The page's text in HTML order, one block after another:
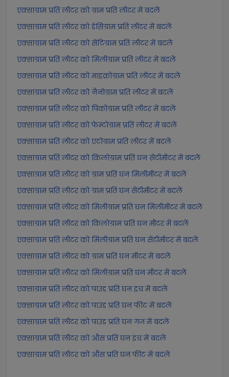
एक्साग्राम प्रति लीटर को ग्राम प्रति लीटर में बदलें
एक्साग्राम प्रति लीटर को डेसिग्राम प्रति लीटर में बदलें
एक्साग्राम प्रति लीटर को सेंटिग्राम प्रति लीटर में बदलें
एक्साग्राम प्रति लीटर को मिलीग्राम प्रति लीटर में बदलें
एक्साग्राम प्रति लीटर को माइक्रोग्राम प्रति लीटर में बदलें
एक्साग्राम प्रति लीटर को नैनोग्राम प्रति लीटर में बदलें
एक्साग्राम प्रति लीटर को पिकोग्राम प्रति लीटर में बदलें
एक्साग्राम प्रति लीटर को फेम्टोग्राम प्रति लीटर में बदलें
एक्साग्राम प्रति लीटर को एटोग्राम प्रति लीटर में बदलें
एक्साग्राम प्रति लीटर को किलोग्राम प्रति घन सेंटीमीटर में बदलें
एक्साग्राम प्रति लीटर को ग्राम प्रति घन मिलीमीटर में बदलें
एक्साग्राम प्रति लीटर को ग्राम प्रति घन सेंटीमीटर में बदलें
एक्साग्राम प्रति लीटर को मिलीग्राम प्रति घन मिलीमीटर में बदलें
एक्साग्राम प्रति लीटर को किलोग्राम प्रति घन मीटर में बदलें
एक्साग्राम प्रति लीटर को मिलीग्राम प्रति घन सेंटीमीटर में बदलें
एक्साग्राम प्रति लीटर को ग्राम प्रति घन मीटर में बदलें
एक्साग्राम प्रति लीटर को मिलीग्राम प्रति घन मीटर में बदलें
एक्साग्राम प्रति लीटर को पाउंड प्रति घन इंच में बदलें
एक्साग्राम प्रति लीटर को पाउंड प्रति घन फीट में बदलें
एक्साग्राम प्रति लीटर को पाउंड प्रति घन गज में बदलें
एक्साग्राम प्रति लीटर को औंस प्रति घन इंच में बदलें
एक्साग्राम प्रति लीटर को औंस प्रति घन फीट में बदलें